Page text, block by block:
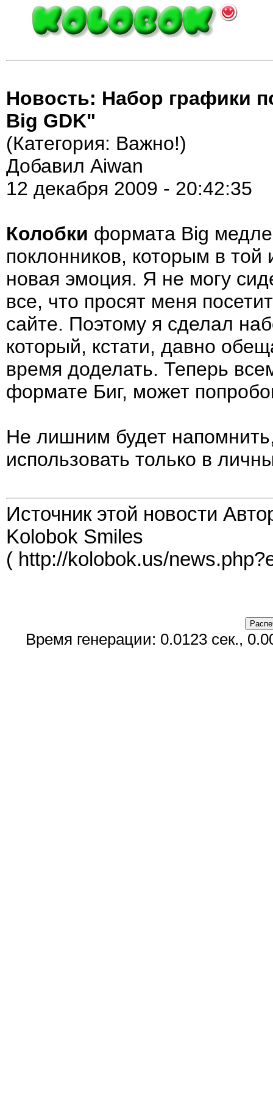
Новость: Набор графики
Big GDK"
(Категория: Важно!)
Добавил Aiwan
12 декабря 2009 - 20:42:35
Колобки формата Big
поклонников, которым в той
новая эмоция. Я не могу
все, что просят меня
сайте. Поэтому я сделал
который, кстати, давно
время доделать. Теперь
формате Биг, может
Не лишним будет
использовать только в
Источник этой новости
Kolobok Smiles
( http://kolobok.us/
Время генерации: 0.0123 сек.,